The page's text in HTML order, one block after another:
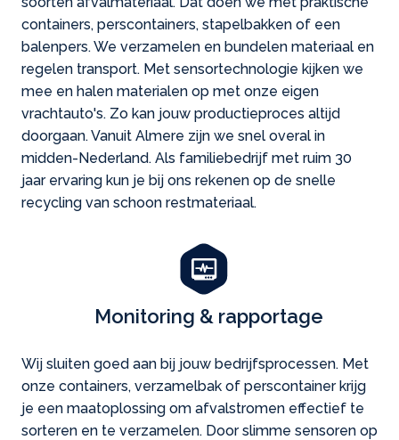
containers, pers­containers, stapelbakken of een
balenpers. We verzamelen en bundelen materiaal en
regelen transport. Met sensortechnologie kijken we
mee en halen materialen op met onze eigen
vrachtauto's. Zo kan jouw productieproces altijd
doorgaan. Vanuit Almere zijn we snel overal in
midden-Nederland. Als familiebedrijf met ruim 30
jaar ervaring kun je bij ons rekenen op de snelle
recycling van schoon restmateriaal.
Monitoring & rapportage
Wij sluiten goed aan bij jouw bedrijfs­processen. Met
onze containers, verzamelbak of perscontainer krijg
je een maatoplossing om afvalstromen effectief te
sorteren en te verzamelen. Door slimme sensoren op